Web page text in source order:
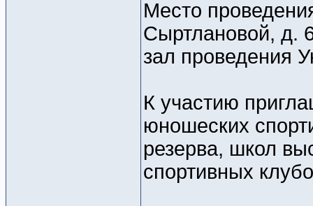
Место
Сыртлановой, д.
зал проведения
К участию
юношеских
резерва, школ
спортивных